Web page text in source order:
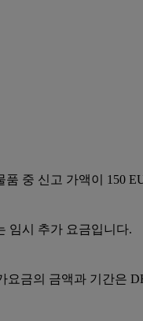
중 신고 가액이 150
임시 추가 요금입니다.
요금의 금액과 기간은